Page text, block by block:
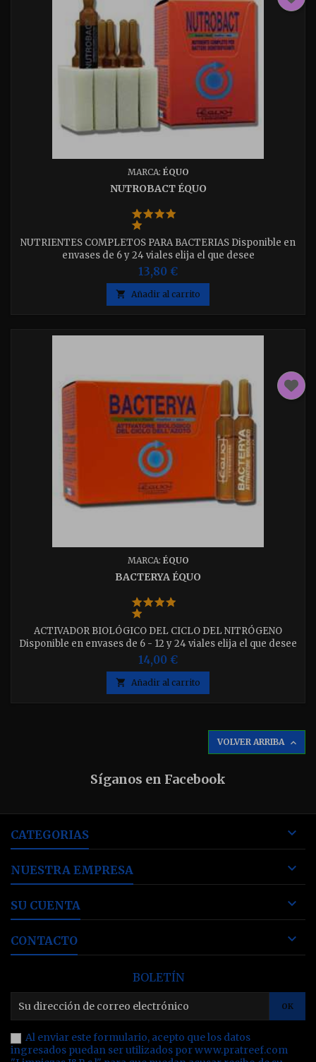
MARCA: ÉQUO
NUTROBACT ÉQUO
NUTRIENTES COMPLETOS PARA BACTERIAS Disponible en
envases de 6 y 24 viales elija el que desee
13,80 €
 Añadir al carrito
MARCA: ÉQUO
BACTERYA ÉQUO
ACTIVADOR BIOLÓGICO DEL CICLO DEL NITRÓGENO
Disponible en envases de 6 - 12 y 24 viales elija el que desee
14,00 €
 Añadir al carrito
VOLVER ARRIBA 
Síganos en Facebook
CATEGORIAS 
NUESTRA EMPRESA 
SU CUENTA 
CONTACTO 
BOLETÍN
Al enviar este formulario, acepto que los datos
ingresados puedan ser utilizados por www.pratreef.com